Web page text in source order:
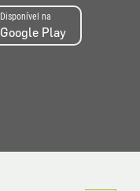
Disponível na
Google Play